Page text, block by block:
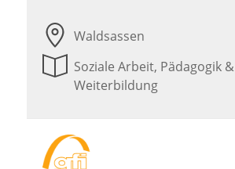
Waldsassen
Soziale Arbeit, Pädagogik &
Weiterbildung